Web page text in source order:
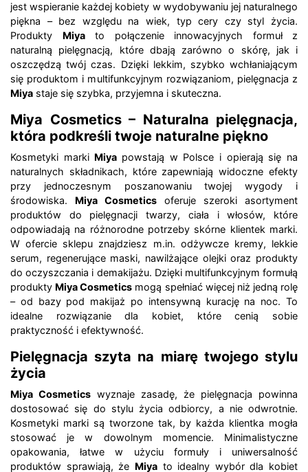
jest wspieranie każdej kobiety w wydobywaniu jej naturalnego
piękna – bez względu na wiek, typ cery czy styl życia.
Produkty Miyato połączenie innowacyjnych formuł z
naturalną pielęgnacją, które dbają zarówno o skórę, jak i
oszczędzą twój czas. Dzięki lekkim, szybko wchłaniającym
się produktom i multifunkcyjnym rozwiązaniom, pielęgnacja z
Miya staje się szybka, przyjemna i skuteczna.
Miya Cosmetics – Naturalna pielęgnacja,
która podkreśli twoje naturalne piękno
Kosmetyki marki Miya powstają w Polsce i opierają się na
naturalnych składnikach, które zapewniają widoczne efekty
przy jednoczesnym poszanowaniu twojej wygody i
środowiska. Miya Cosmetics oferuje szeroki asortyment
produktów do pielęgnacji twarzy, ciała i włosów, które
odpowiadają na różnorodne potrzeby skórne klientek marki.
W ofercie sklepu znajdziesz m.in. odżywcze kremy, lekkie
serum, regenerujące maski, nawilżające olejki oraz produkty
do oczyszczania i demakijażu. Dzięki multifunkcyjnym formułą
produkty Miya Cosmetics mogą spełniać więcej niż jedną rolę
– od bazy pod makijaż po intensywną kurację na noc. To
idealne rozwiązanie dla kobiet, które cenią sobie
praktyczność i efektywność.
Pielęgnacja szyta na miarę twojego stylu
życia
Miya Cosmetics wyznaje zasadę, że pielęgnacja powinna
dostosować się do stylu życia odbiorcy, a nie odwrotnie.
Kosmetyki marki są tworzone tak, by każda klientka mogła
stosować je w dowolnym momencie. Minimalistyczne
opakowania, łatwe w użyciu formuły i uniwersalność
produktów sprawiają, że Miyato idealny wybór dla kobiet